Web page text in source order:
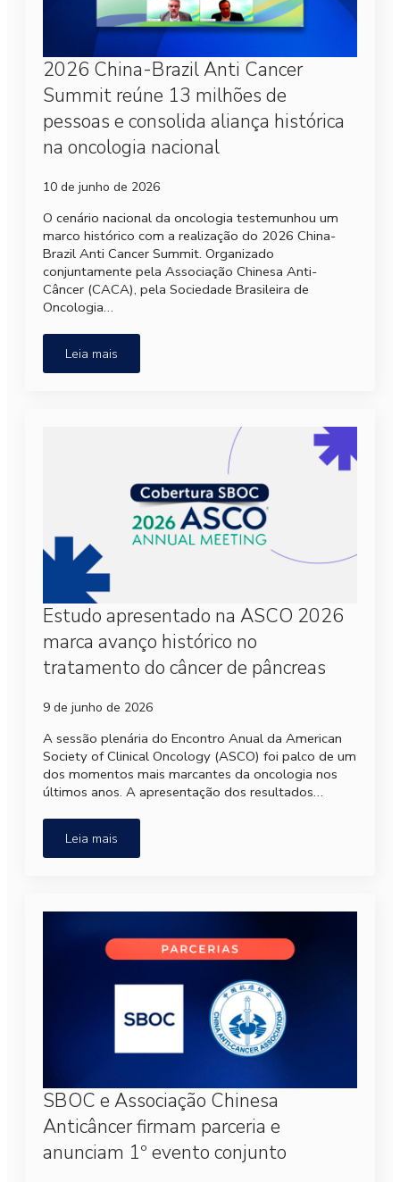
2026 China-Brazil Anti Cancer
Summit reúne 13 milhões de
pessoas e consolida aliança histórica
na oncologia nacional
10 de junho de 2026
O cenário nacional da oncologia testemunhou um
marco histórico com a realização do 2026 China-
Brazil Anti Cancer Summit. Organizado
conjuntamente pela Associação Chinesa Anti-
Câncer (CACA), pela Sociedade Brasileira de
Oncologia…
Leia mais
Estudo apresentado na ASCO 2026
marca avanço histórico no
tratamento do câncer de pâncreas
9 de junho de 2026
A sessão plenária do Encontro Anual da American
Society of Clinical Oncology (ASCO) foi palco de um
dos momentos mais marcantes da oncologia nos
últimos anos. A apresentação dos resultados…
Leia mais
SBOC e Associação Chinesa
Anticâncer firmam parceria e
anunciam 1º evento conjunto